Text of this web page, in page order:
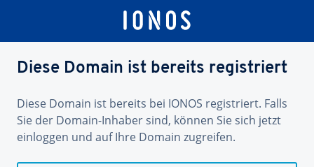
Diese Domain ist bereits registriert
Diese Domain ist bereits bei IONOS registriert. Falls
Sie der Domain-Inhaber sind, können Sie sich jetzt
einloggen und auf Ihre Domain zugreifen.